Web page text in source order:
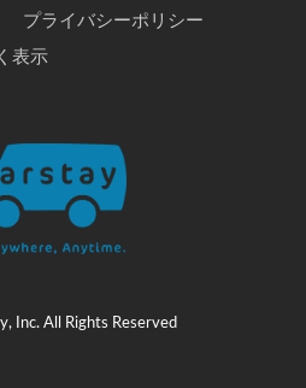
プライバシーポリシー
表示
Inc. All Rights Reserved